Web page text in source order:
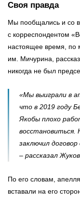
Своя правда
Мы пообщались и со
с корреспондентом
настоящее время, по
им. Мичурина,
никогда не был
«Мы выиграли в
что в 2019 году
Якобы плохо
восстановиться.
заключил
– рассказал Жуков.
По его словам,
вставали на его